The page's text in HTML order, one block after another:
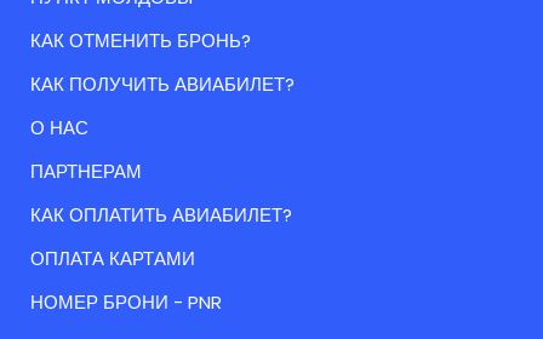
КАК ОТМЕНИТЬ БРОНЬ?
КАК ПОЛУЧИТЬ АВИАБИЛЕТ?
О НАС
ПАРТНЕРАМ
КАК ОПЛАТИТЬ АВИАБИЛЕТ?
ОПЛАТА КАРТАМИ
НОМЕР БРОНИ - PNR